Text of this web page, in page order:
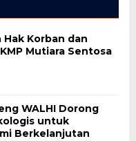
Korban dan
Mutiara Sentosa
WALHI Dorong
untuk
Berkelanjutan